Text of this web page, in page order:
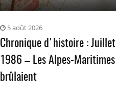
5 août 2026
Chronique d'histoire : Juillet
1986 – Les Alpes-Maritimes
brûlaient